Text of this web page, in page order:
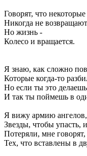
Говорят, что
Никогда не
Но жизнь -
Колесо и вращается.
Я знаю, как сложно
Которые когда-то
Но если ты это
И так ты поймешь в
Я вижу армию
Звезды, чтобы упасть,
Потеряли, мне
Тех, что вставлены в